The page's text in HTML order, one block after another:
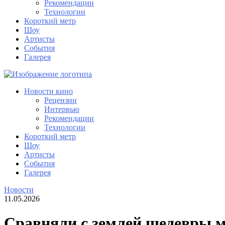
Рекомендации
Технологии
Короткий метр
Шоу
Артисты
События
Галерея
Новости кино
Рецензии
Интервью
Рекомендации
Технологии
Короткий метр
Шоу
Артисты
События
Галерея
Новости
11.05.2026